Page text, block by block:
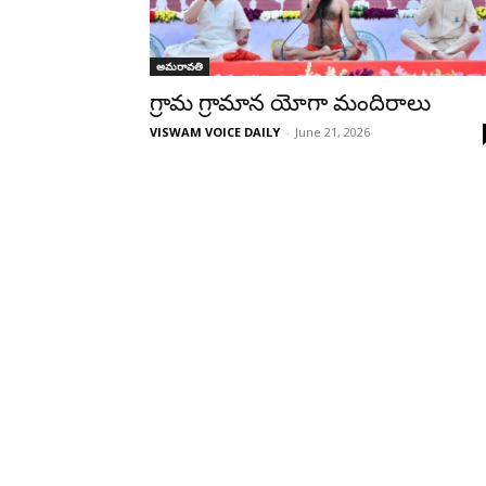
అమరావతి
గ్రామ గ్రామాన యోగా మందిరాలు
VISWAM VOICE DAILY - June 21, 2026